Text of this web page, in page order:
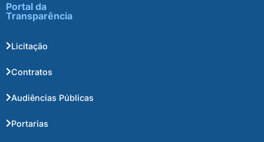
Portal da
Transparência
Licitação
Contratos
Audiências Públicas
Portarias